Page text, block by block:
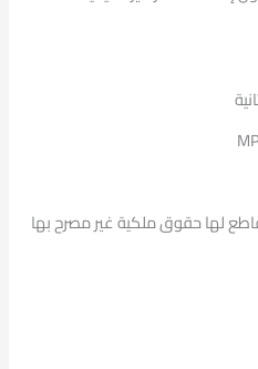
لها حقوق ملكية غير مصرح بها